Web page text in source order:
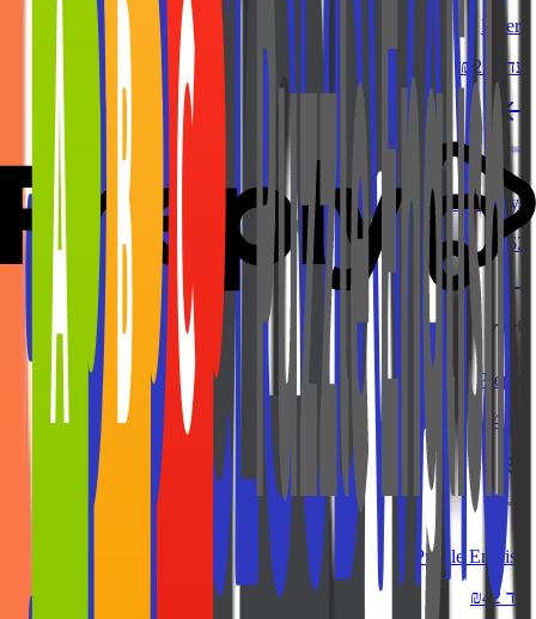
Fiverr
עד ₪225
Cloudways
₪162
Preply
עד ₪44
Puzzle English
עד ₪42